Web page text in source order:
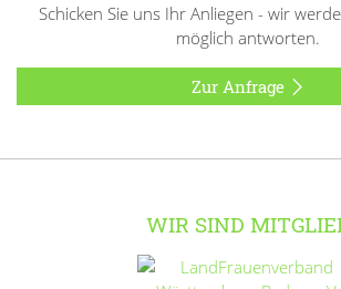
Schicken Sie uns Ihr Anliegen - wir
möglich antworten.
Zur Anfrage
WIR SIND